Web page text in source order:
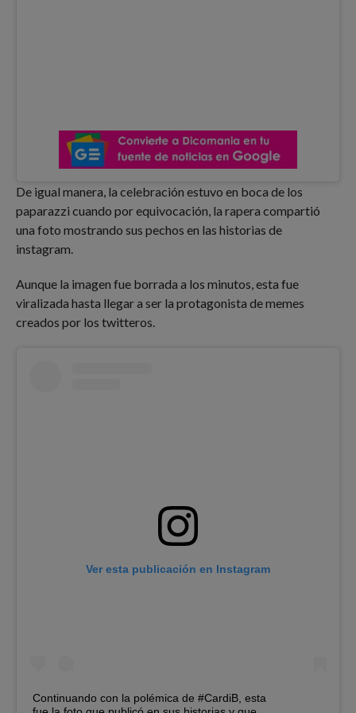
De igual manera, la celebración estuvo en boca de los
paparazzi cuando por equivocación, la rapera compartió
una foto mostrando sus pechos en las historias de
instagram.
Aunque la imagen fue borrada a los minutos, esta fue
viralizada hasta llegar a ser la protagonista de memes
creados por los twitteros.
Ver esta publicación en Instagram
Continuando con la polémica de #CardiB, esta